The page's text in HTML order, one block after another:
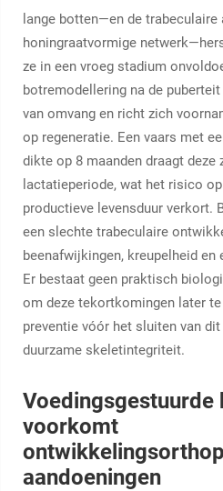
lange botten—en de
honingraatvormige
ze in een vroeg stadium
botremodellering na de
van omvang en richt zich
op regeneratie. Een vaars met
dikte op 8 maanden draagt deze
lactatieperiode, wat het risico
productieve levensduur verkort.
een slechte trabeculaire
beenafwijkingen, kreupelheid en
Er bestaat geen praktisch
om deze tekortkomingen later
preventie vóór het sluiten van
duurzame skeletintegriteit.
voorkomt
aandoeningen